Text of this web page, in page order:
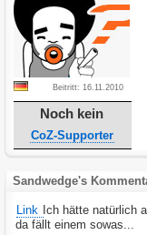
Beitritt: 16.11.2010
Noch kein
CoZ-Supporter
Sandwedge's
Link Ich hätte natürlich
da fällt einem sowas...